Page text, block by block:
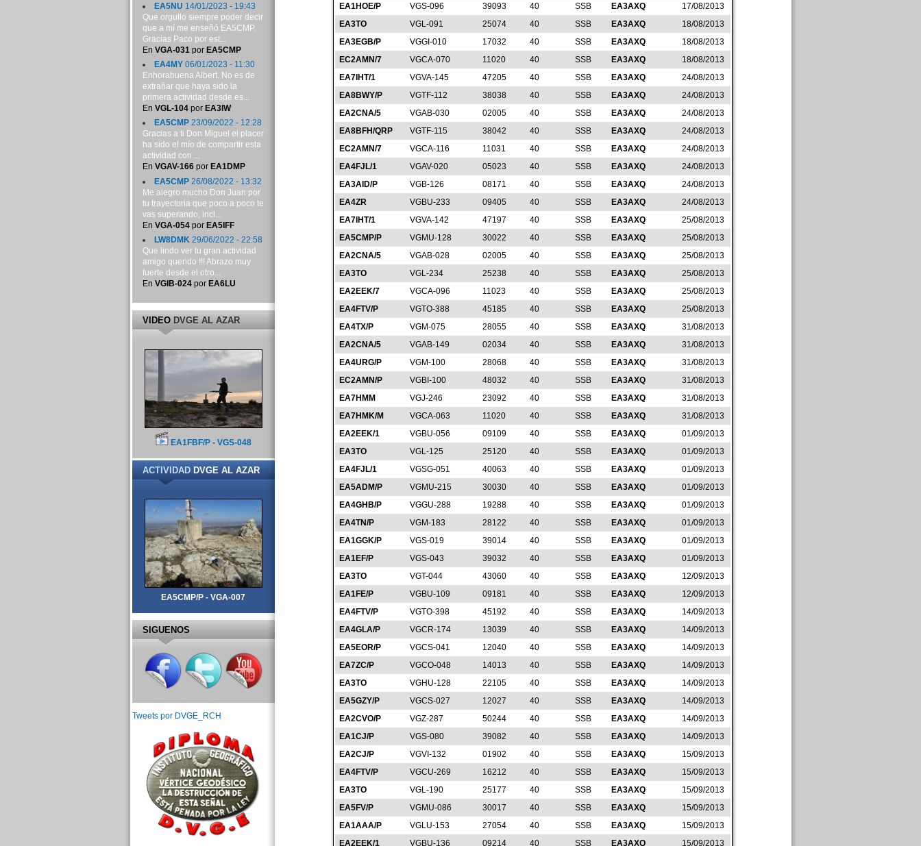
EA1HOE/P
VGS-096 39093 40 SSB EA3AXQ
17/08/2013
EA3TO
VGL-091 25074 40 SSB EA3AXQ
18/08/2013
EA3EGB/P
VGGI-010 17032 40 SSB EA3AXQ
18/08/2013
EC2AMN/7
VGCA-070 11020 40 SSB EA3AXQ
18/08/2013
EA7IHT/1
VGVA-145 47205 40 SSB EA3AXQ
24/08/2013
EA8BWY/P
VGTF-112 38038 40 SSB EA3AXQ
24/08/2013
EA2CNA/5
VGAB-030 02005 40 SSB EA3AXQ
24/08/2013
EA8BFH/QRP
VGTF-115 38042 40 SSB EA3AXQ
24/08/2013
EC2AMN/7
VGCA-116 11031 40 SSB EA3AXQ
24/08/2013
EA4FJL/1
VGAV-020 05023 40 SSB EA3AXQ
24/08/2013
EA3AID/P
VGB-126 08171 40 SSB EA3AXQ
24/08/2013
EA4ZR
VGBU-233 09405 40 SSB EA3AXQ
24/08/2013
EA7IHT/1
VGVA-142 47197 40 SSB EA3AXQ
25/08/2013
EA5CMP/P
VGMU-128 30022 40 SSB EA3AXQ
25/08/2013
EA2CNA/5
VGAB-028 02005 40 SSB EA3AXQ
25/08/2013
EA3TO
VGL-234 25238 40 SSB EA3AXQ
25/08/2013
EA2EEK/7
VGCA-096 11023 40 SSB EA3AXQ
25/08/2013
EA4FTV/P
VGTO-388 45185 40 SSB EA3AXQ
25/08/2013
EA4TX/P
VGM-075 28055 40 SSB EA3AXQ
31/08/2013
EA2CNA/5
VGAB-149 02034 40 SSB EA3AXQ
31/08/2013
EA4URG/P
VGM-100 28068 40 SSB EA3AXQ
31/08/2013
EC2AMN/P
VGBI-100 48032 40 SSB EA3AXQ
31/08/2013
EA7HMM
VGJ-246 23092 40 SSB EA3AXQ
31/08/2013
EA7HMK/M
VGCA-063 11020 40 SSB EA3AXQ
31/08/2013
EA2EEK/1
VGBU-056 09109 40 SSB EA3AXQ
01/09/2013
EA3TO
VGL-125 25120 40 SSB EA3AXQ
01/09/2013
EA4FJL/1
VGSG-051 40063 40 SSB EA3AXQ
01/09/2013
EA5ADM/P
VGMU-215 30030 40 SSB EA3AXQ
01/09/2013
EA4GHB/P
VGGU-288 19288 40 SSB EA3AXQ
01/09/2013
EA4TN/P
VGM-183 28122 40 SSB EA3AXQ
01/09/2013
EA1GGK/P
VGS-019 39014 40 SSB EA3AXQ
01/09/2013
EA1EF/P
VGS-043 39032 40 SSB EA3AXQ
01/09/2013
EA3TO
VGT-044 43060 40 SSB EA3AXQ
12/09/2013
EA1FE/P
VGBU-109 09181 40 SSB EA3AXQ
12/09/2013
EA4FTV/P
VGTO-398 45192 40 SSB EA3AXQ
14/09/2013
EA4GLA/P
VGCR-174 13039 40 SSB EA3AXQ
14/09/2013
EA5EOR/P
VGCS-041 12040 40 SSB EA3AXQ
14/09/2013
EA7ZC/P
VGCO-048 14013 40 SSB EA3AXQ
14/09/2013
EA3TO
VGHU-128 22105 40 SSB EA3AXQ
14/09/2013
EA5GZY/P
VGCS-027 12027 40 SSB EA3AXQ
14/09/2013
EA2CVO/P
VGZ-287 50244 40 SSB EA3AXQ
14/09/2013
EA1CJ/P
VGS-080 39082 40 SSB EA3AXQ
14/09/2013
EA2CJ/P
VGVI-132 01902 40 SSB EA3AXQ
15/09/2013
EA4FTV/P
VGCU-269 16212 40 SSB EA3AXQ
15/09/2013
EA3TO
VGL-190 25177 40 SSB EA3AXQ
15/09/2013
EA5FV/P
VGMU-086 30017 40 SSB EA3AXQ
15/09/2013
EA1AAA/P
VGLU-153 27054 40 SSB EA3AXQ
15/09/2013
EA2EEK/1
VGBU-136 09214 40 SSB EA3AXQ 15/09/2013
EA5NU 14/01/2023 - 19:43
Que orgullo siempre poder decir
que a mí me enseñó EA5CMP.
Gracias Paco por est...
En VGA-031 por EA5CMP
EA4MY06/01/2023 - 11:30
Enhorabuena Albert. No es de
extrañar que haya sido la
primera actividad desde es...
En VGL-104por EA3IW
EA5CMP23/09/2022 - 12:28
Gracias a ti Don Miguel el placer
ha sido el mío de compartir esta
actividad con ...
En VGAV-166por EA1DMP
EA5CMP26/08/2022 - 13:32
Me alegro mucho Don Juan por
tu trayectoria que poco a poco te
vas superando, incl...
En VGA-054por EA5IFF
LW8DMK29/06/2022 - 22:58
Que lindo ver tu gran actividad
amigo querido !!! Abrazo muy
fuerte desde el otro...
En VGIB-024por EA6LU
VIDEODVGE AL AZAR
EA1FBF/P - VGS-048
ACTIVIDADDVGE AL AZAR
EA5CMP/P - VGA-007
SIGUENOS
Tweets por DVGE_RCH